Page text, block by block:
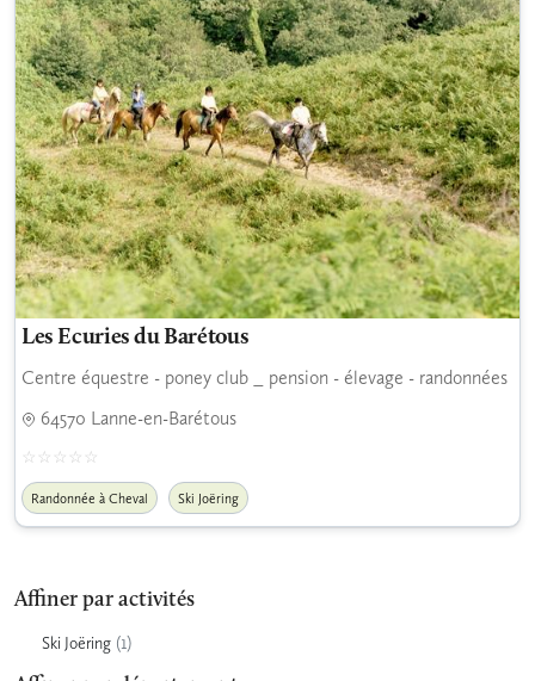
Affiner par activités
Ski Joëring (1)
Les Ecuries du Barétous
Centre équestre - poney club _ pension - élevage - randonnées
64570 Lanne-en-Barétous
Randonnée à Cheval Ski Joëring